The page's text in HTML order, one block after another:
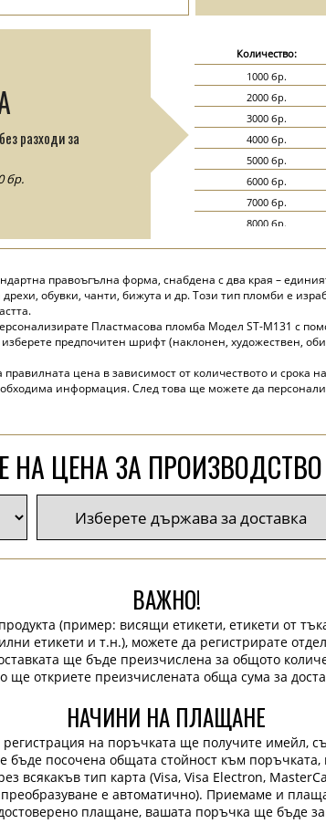
разходи за
бр.
Количество:
1000 бр.
2000 бр.
3000 бр.
4000 бр.
5000 бр.
6000 бр.
7000 бр.
8000 бр.
15000 бр.
правоъгълна форма, снабдена с два края –
обувки, чанти, бижута и др. Този тип пломби е
Пластмасова пломба Модел ST-M131 с
предпочитен шрифт (наклонен, художествен,
цена в зависимост от количеството и срока
информация. След това ще можете да
НА ЦЕНА ЗА
ВАЖНО!
(пример: висящи етикети, етикети от
етикети и т.н.), можете да регистрирате
ще бъде преизчислена за общото
ще откриете преизчислената обща сума за
НАЧИНИ НА ПЛАЩАНЕ
на поръчката ще получите имейл,
бъде посочена общата стойност към
всякакъв тип карта (Visa, Visa Electron,
преобразуване е автоматично). Приемаме и
плащане, вашата поръчка ще бъде